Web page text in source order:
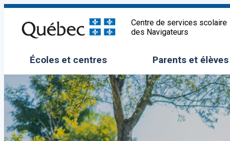
Aller
contenu
Centre de services scolaire
des Navigateurs
Écoles et centres
Ouvrir/Fermer le sous-menu Parents et élèves
Ouvrir/Fermer le